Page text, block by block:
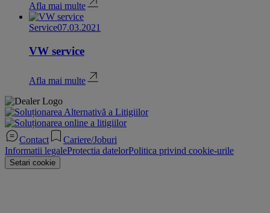
Afla mai multe
Service07.03.2021
VW service
Afla mai multe
Contact
Cariere/Joburi
Informatii legaleProtectia datelorPolitica privind cookie-urile
Setari cookie